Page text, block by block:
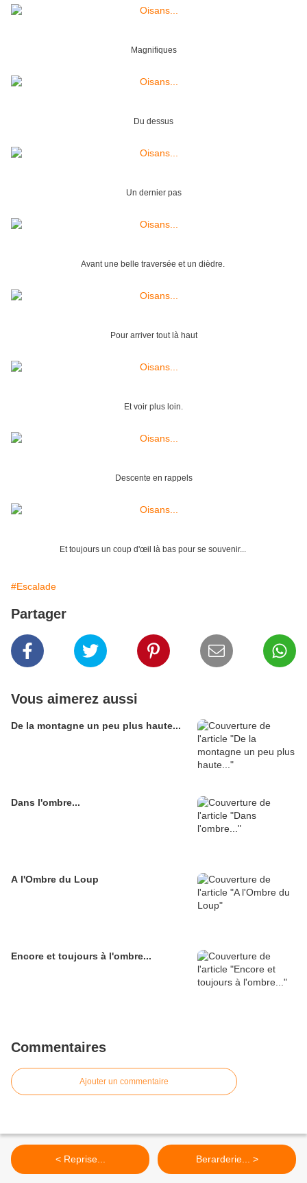
Magnifiques
Du dessus
Un dernier pas
Avant une belle traversée et un dièdre.
Pour arriver tout là haut
Et voir plus loin.
Descente en rappels
Et toujours un coup d'œil là bas pour se souvenir...
#Escalade
Partager
Vous aimerez aussi
De la montagne un peu plus haute...
Dans l'ombre...
A l'Ombre du Loup
Encore et toujours à l'ombre...
Commentaires
Ajouter un commentaire
< Reprise... Berarderie... >